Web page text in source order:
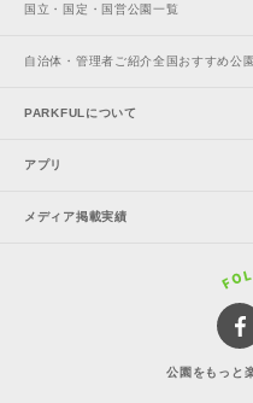
国立・国定・国営公園一覧
自治体・管理者ご紹介全国おすすめ公園
PARKFULについて
アプリ
メディア掲載実績
公園をもっと